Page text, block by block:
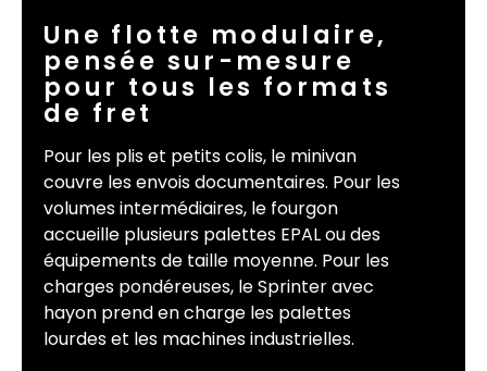
Une flotte modulaire,
pensée sur-mesure
pour tous les formats
de fret
Pour les plis et petits colis, le minivan
couvre les envois documentaires. Pour les
volumes intermédiaires, le fourgon
accueille plusieurs palettes EPAL ou des
équipements de taille moyenne. Pour les
charges pondéreuses, le Sprinter avec
hayon prend en charge les palettes
lourdes et les machines industrielles.